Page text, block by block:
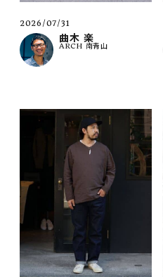
2026/07/31
曲木 楽
ARCH 南青山